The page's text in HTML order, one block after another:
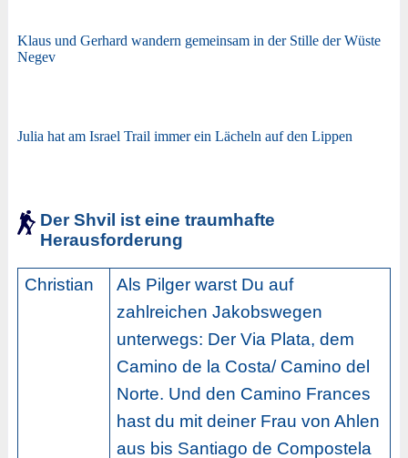
Klaus und Gerhard wandern gemeinsam in der Stille der Wüste
Negev
Julia hat am Israel Trail immer ein Lächeln auf den Lippen
Der Shvil ist eine traumhafte
Herausforderung
Christian
Als Pilger warst Du auf
zahlreichen Jakobswegen
unterwegs: Der Via Plata, dem
Camino de la Costa/ Camino del
Norte. Und den Camino Frances
hast du mit deiner Frau von Ahlen
aus bis Santiago de Compostela